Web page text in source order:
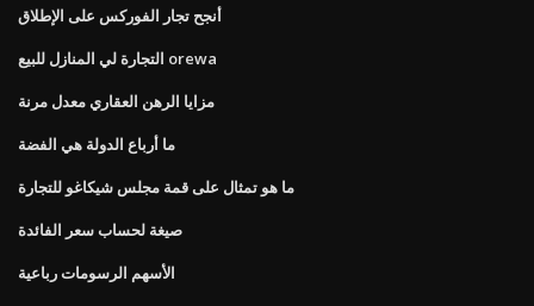
أنجح تجار الفوركس على الإطلاق
التجارة لي المنازل للبيع orewa
مزايا الرهن العقاري معدل مرنة
ما أرباع الدولة هي الفضة
ما هو تمثال على قمة مجلس شيكاغو للتجارة
صيغة لحساب سعر الفائدة
الأسهم الرسومات رباعية